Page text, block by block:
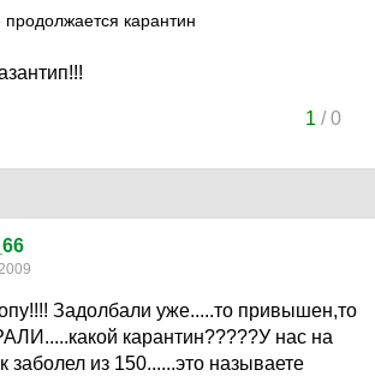
продолжается карантин
1 /0
Задолбали уже.....то привышен,то
карантин?????У нас на
заболел из 150......это называете